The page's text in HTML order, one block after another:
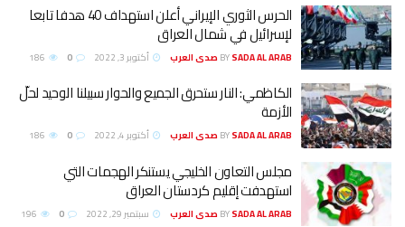
الحرس الثوري الإيراني أعلن استهداف 40 هدفا تابعا
لإسرائيل في شمال العراق
BYSADA AL ARAB صدى العرب أكتوبر 3, 2022
الكاظمي: النار ستحرق الجميع والحوار سبيلنا الوحيد لحلّ
الأزمة
BYSADA AL ARAB صدى العرب أكتوبر 4, 2022
مجلس التعاون الخليجي يستنكر الهجمات التي
استهدفت إقليم كردستان العراق
BYSADA AL ARAB صدى العرب سبتمبر 29, 2022